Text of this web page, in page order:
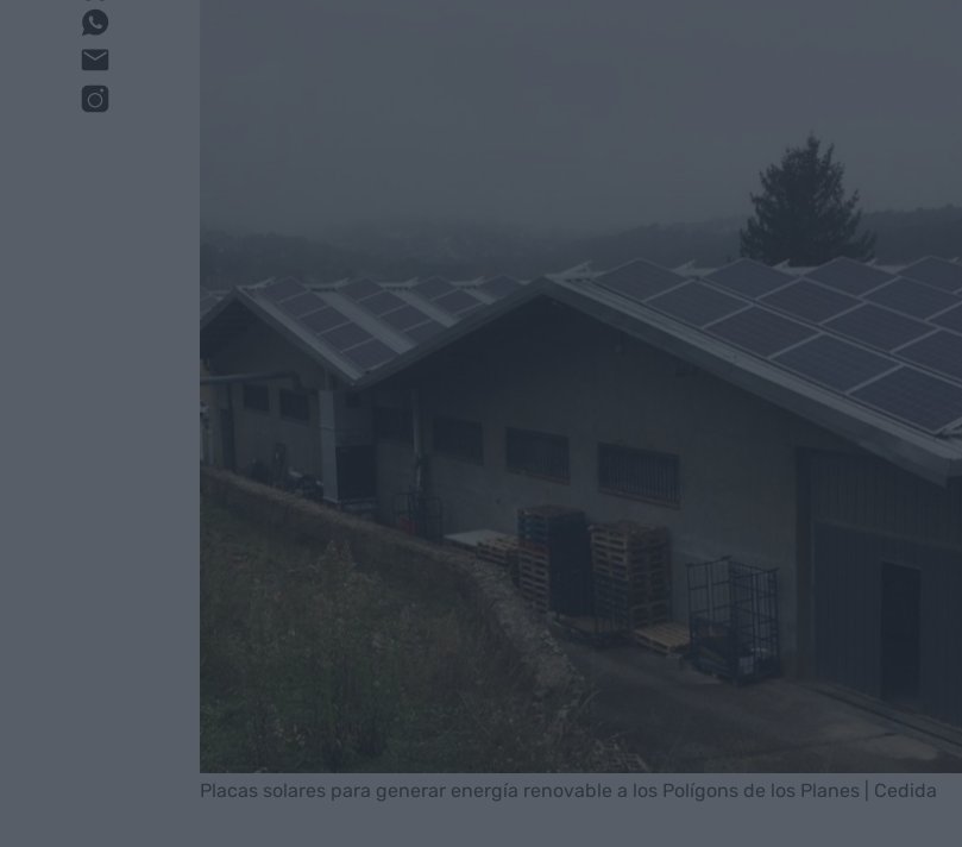
Placas solares para generar energía renovable a los Polígons de los Planes | Cedida